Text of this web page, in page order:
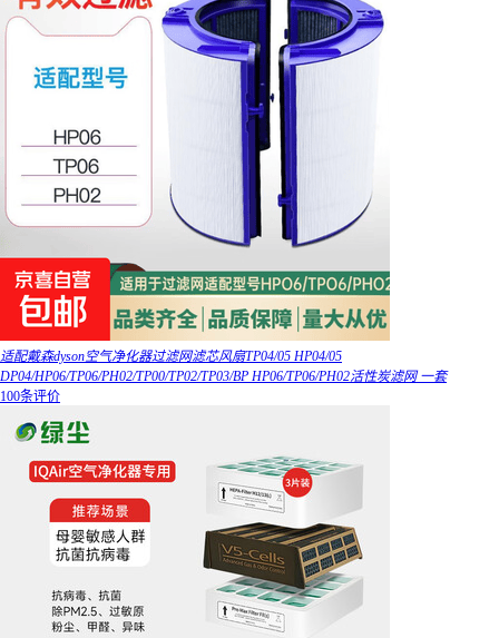
适配戴森dyson空气净化器过滤网滤芯风扇TP04/05 HP04/05
DP04/HP06/TP06/PH02/TP00/TP02/TP03/BP HP06/TP06/PH02活性炭滤网 一套
100条评价